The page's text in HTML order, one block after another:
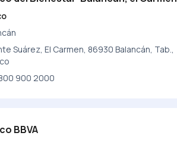
Suárez, El Carmen, 86930 Balancán, Tab.,
900 2000
BBVA